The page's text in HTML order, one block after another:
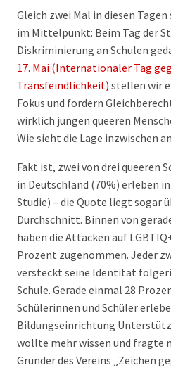
Gleich zwei Mal in diesen
im Mittelpunkt: Beim Tag der
Diskriminierung an Schulen
17. Mai (Internationaler Tag
Transfeindlichkeit) stellen wir
Fokus und fordern
wirklich jungen queeren
Wie sieht die Lage inzwischen
Fakt ist, zwei von drei queeren
in Deutschland (70%) erleben
Studie) – die Quote liegt sogar
Durchschnitt. Binnen von
haben die Attacken auf
Prozent zugenommen. Jeder
versteckt seine Identität
Schule. Gerade einmal 28
Schülerinnen und Schüler
Bildungseinrichtung
wollte mehr wissen und fragte
Gründer des Vereins „Zeichen